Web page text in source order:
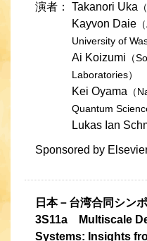
演者： Takanori Uka
Kayvon Daie
University of
Ai Koizumi （
Laboratories）
Kei Oyama （
Quantum
Lukas Ian
Sponsored by
日本－台湾合同シン
3S11a Multiscale
Systems: Insights